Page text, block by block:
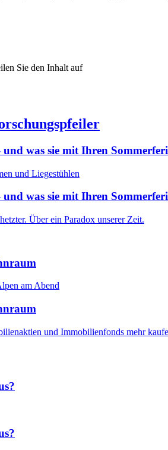
Sie den Inhalt auf
und was sie mit Ihren
und was sie mit Ihren
Über ein Paradox unserer Zeit.
und Immobilienfonds mehr